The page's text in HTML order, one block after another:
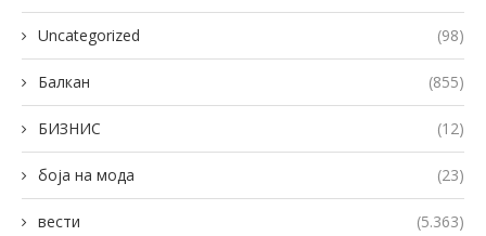
Uncategorized (98)
Балкан (855)
БИЗНИС (12)
боја на мода (23)
вести (5.363)